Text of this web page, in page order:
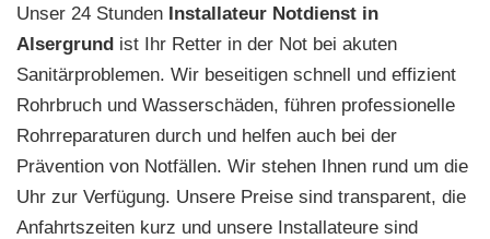
Unser 24 Stunden Installateur Notdienst in
Alsergrund ist Ihr Retter in der Not bei akuten
Sanitärproblemen. Wir beseitigen schnell und effizient
Rohrbruch und Wasserschäden, führen professionelle
Rohrreparaturen durch und helfen auch bei der
Prävention von Notfällen. Wir stehen Ihnen rund um die
Uhr zur Verfügung. Unsere Preise sind transparent, die
Anfahrtszeiten kurz und unsere Installateure sind